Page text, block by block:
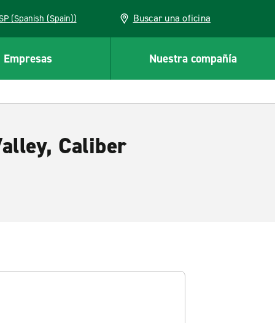
ESP (Spanish (Spain)) Buscar una oficina
Empresas Nuestra compañía
Caliber